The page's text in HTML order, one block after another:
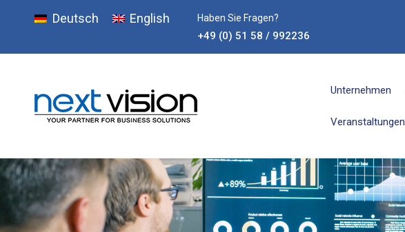
Deutsch English Haben Sie Fragen?
+49 (0) 51 58 / 992236
Unternehmen
Veranstaltungen